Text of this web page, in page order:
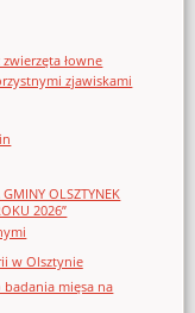
łowne
zjawiskami
OLSZTYNEK
2026”
w Olsztynie
mięsa na